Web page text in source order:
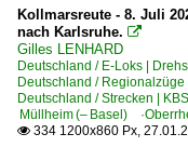
Kollmarsreute - 8. Juli
nach Karlsruhe. 
Gilles LENHARD
Deutschland / E-Loks |
Deutschland /
Deutschland / Strecken |
Müllheim (– Basel)
 334 1200x860 Px,